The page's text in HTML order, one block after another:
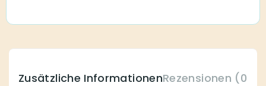
Zusätzliche InformationenRezensionen (0)